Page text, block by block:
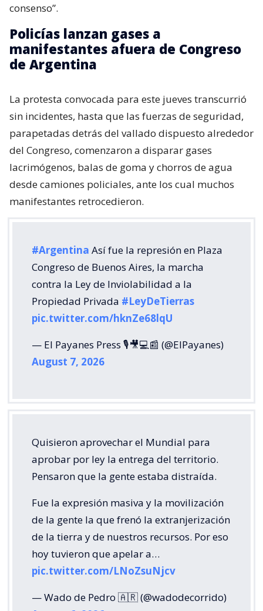
consenso”.
Policías lanzan gases a
manifestantes afuera de Congreso
de Argentina
La protesta convocada para este jueves transcurrió
sin incidentes, hasta que las fuerzas de seguridad,
parapetadas detrás del vallado dispuesto alrededor
del Congreso, comenzaron a disparar gases
lacrimógenos, balas de goma y chorros de agua
desde camiones policiales, ante los cual muchos
manifestantes retrocedieron.
#Argentina Así fue la represión en Plaza
Congreso de Buenos Aires, la marcha
contra la Ley de Inviolabilidad a la
Propiedad Privada #LeyDeTierras
pic.twitter.com/hknZe68lqU
— El Payanes Press 🎙️🎥💻📰 (@ElPayanes)
August 7, 2026
Quisieron aprovechar el Mundial para
aprobar por ley la entrega del territorio.
Pensaron que la gente estaba distraída.
Fue la expresión masiva y la movilización
de la gente la que frenó la extranjerización
de la tierra y de nuestros recursos. Por eso
hoy tuvieron que apelar a…
pic.twitter.com/LNoZsuNjcv
— Wado de Pedro 🇦🇷 (@wadodecorrido)